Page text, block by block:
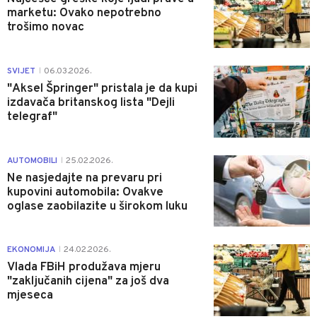
marketu: Ovako nepotrebno
trošimo novac
SVIJET 06.03.2026.
"Aksel Špringer" pristala je da kupi
izdavača britanskog lista "Dejli
telegraf"
0
AUTOMOBILI 25.02.2026.
Ne nasjedajte na prevaru pri
kupovini automobila: Ovakve
oglase zaobilazite u širokom luku
0
EKONOMIJA 24.02.2026.
Vlada FBiH produžava mjeru
"zaključanih cijena" za još dva
mjeseca
0